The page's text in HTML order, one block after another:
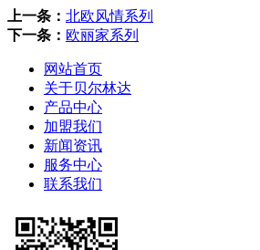
上一条： 北欧风情系列
下一条： 欧丽家系列
网站首页
关于贝尔林达
产品中心
加盟我们
新闻资讯
服务中心
联系我们